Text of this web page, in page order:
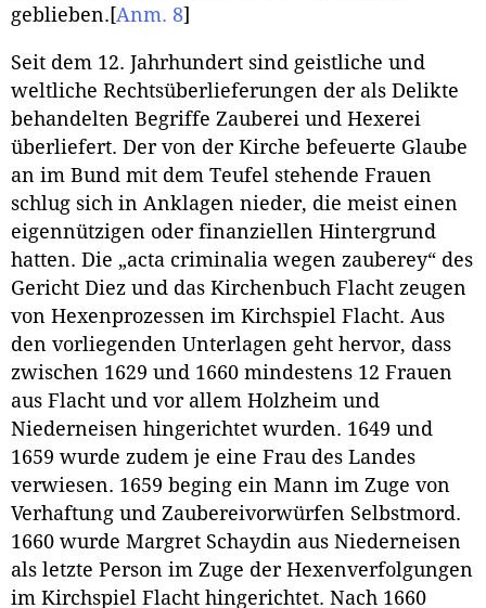
geblieben. [Anm. 8]
Seit dem 12. Jahrhundert sind geistliche und
weltliche Rechtsüberlieferungen der als Delikte
behandelten Begriffe Zauberei und Hexerei
überliefert. Der von der Kirche befeuerte Glaube
an im Bund mit dem Teufel stehende Frauen
schlug sich in Anklagen nieder, die meist einen
eigennützigen oder finanziellen Hintergrund
hatten. Die „acta criminalia wegen zauberey“ des
Gericht Diez und das Kirchenbuch Flacht zeugen
von Hexenprozessen im Kirchspiel Flacht. Aus
den vorliegenden Unterlagen geht hervor, dass
zwischen 1629 und 1660 mindestens 12 Frauen
aus Flacht und vor allem Holzheim und
Niederneisen hingerichtet wurden. 1649 und
1659 wurde zudem je eine Frau des Landes
verwiesen. 1659 beging ein Mann im Zuge von
Verhaftung und Zaubereivorwürfen Selbstmord.
1660 wurde Margret Schaydin aus Niederneisen
als letzte Person im Zuge der Hexenverfolgungen
im Kirchspiel Flacht hingerichtet. Nach 1660